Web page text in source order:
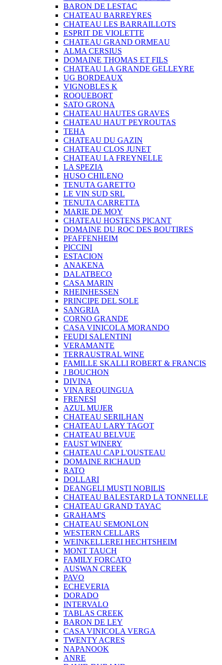
BARON DE LESTAC
CHATEAU BARREYRES
CHATEAU LES BARRAILLOTS
ESPRIT DE VIOLETTE
CHATEAU GRAND ORMEAU
ALMA CERSIUS
DOMAINE THOMAS ET FILS
CHATEAU LA GRANDE GELLEYRE
UG BORDEAUX
VIGNOBLES K
ROQUEBORT
SATO GRONA
CHATEAU HAUTES GRAVES
CHATEAU HAUT PEYROUTAS
TEHA
CHATEAU DU GAZIN
CHATEAU CLOS JUNET
CHATEAU LA FREYNELLE
LA SPEZIA
HUSO CHILENO
TENUTA GARETTO
LE VIN SUD SRL
TENUTA CARRETTA
MARIE DE MOY
CHATEAU HOSTENS PICANT
DOMAINE DU ROC DES BOUTIRES
PFAFFENHEIM
PICCINI
ESTACION
ANAKENA
DALATBECO
CASA MARIN
RHEINHESSEN
PRINCIPE DEL SOLE
SANGRIA
CORNO GRANDE
CASA VINICOLA MORANDO
FEUDI SALENTINI
VERAMANTE
TERRAUSTRAL WINE
FAMILLE SKALLI ROBERT & FRANCIS
J BOUCHON
DIVINA
VINA REQUINGUA
FRENESI
AZUL MUJER
CHATEAU SERILHAN
CHATEAU LARY TAGOT
CHATEAU BELVUE
FAUST WINERY
CHATEAU CAP L'OUSTEAU
DOMAINE RICHAUD
RATO
DOLLARI
DEANGELI MUSTI NOBILIS
CHATEAU BALESTARD LA TONNELLE
CHATEAU GRAND TAYAC
GRAHAM'S
CHATEAU SEMONLON
WESTERN CELLARS
WEINKELLEREI HECHTSHEIM
MONT TAUCH
FAMILY FORCATO
AUSWAN CREEK
PAVO
ECHEVERIA
DORADO
INTERVALO
TABLAS CREEK
BARON DE LEY
CASA VINICOLA VERGA
TWENTY ACRES
NAPANOOK
ANRE